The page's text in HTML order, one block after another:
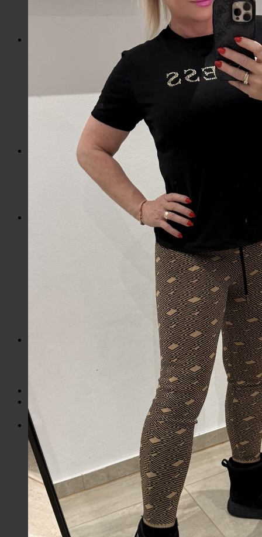
Hrnčeky a poháre s potlačou
Darčekové poukážky
Mikiny a svetre
Bundy
Nohavice a tepláky
Pánska obuv
Spodné prádlo
Pánske doplnky
Detská móda
0 – 3 roky
4-7 rokov
8-13 rokov
Detské doplnky
Dámska móda na každý deň
Košík